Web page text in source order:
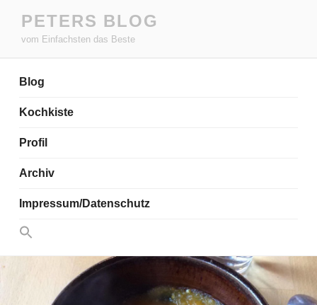
Inhalt
springen
PETERS BLOG
vom Einfachsten das Beste
Blog
Kochkiste
Profil
Archiv
Impressum/Datenschutz
Search
for: